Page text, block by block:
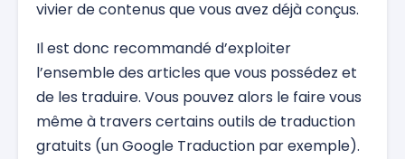
vivier de contenus que vous avez déjà conçus.
Il est donc recommandé d’exploiter
l’ensemble des articles que vous possédez et
de les traduire. Vous pouvez alors le faire vous
même à travers certains outils de traduction
gratuits (un Google Traduction par exemple).